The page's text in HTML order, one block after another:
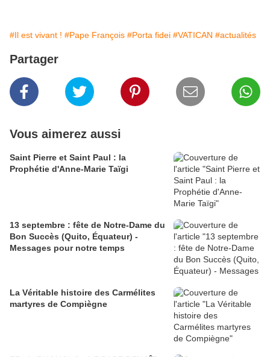
#Il est vivant ! #Pape François #Porta fidei #VATICAN #actualités
Partager
Vous aimerez aussi
Saint Pierre et Saint Paul : la
Prophétie d'Anne-Marie Taïgi
13 septembre : fête de Notre-Dame du
Bon Succès (Quito, Équateur) -
Messages pour notre temps
La Véritable histoire des Carmélites
martyres de Compiègne